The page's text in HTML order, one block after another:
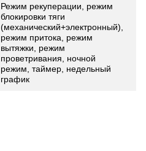
Режим рекуперации, режим
блокировки тяги
(механический+электронный),
режим притока, режим
вытяжки, режим
проветривания, ночной
режим, таймер, недельный
график